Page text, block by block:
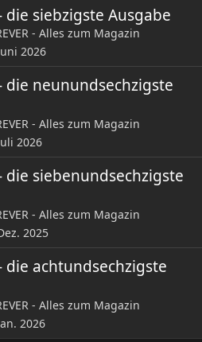
- die siebzigste Ausgabe
- Alles zum Magazin
2026
- die neunundsechzigste
- Alles zum Magazin
2026
- die siebenundsechzigste
- Alles zum Magazin
2025
- die achtundsechzigste
- Alles zum Magazin
2026